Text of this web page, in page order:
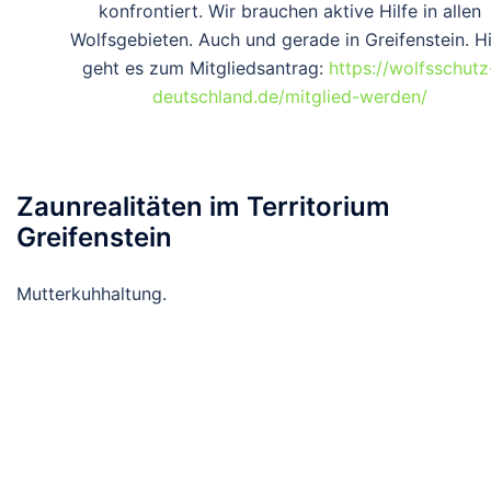
konfrontiert. Wir brauchen aktive Hilfe in allen
Wolfsgebieten. Auch und gerade in Greifenstein.
geht es zum Mitgliedsantrag: https://
deutschland.de/mitglied-werden/
Zaunrealitäten im Territorium
Greifenstein
Mutterkuhhaltung.